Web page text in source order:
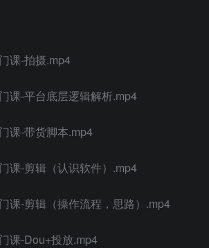
课-拍摄.mp4
课-平台底层逻辑解析.mp4
课-带货脚本.mp4
课-剪辑（认识软件）.mp4
课-剪辑（操作流程，思路）.mp4
课-Dou+投放.mp4